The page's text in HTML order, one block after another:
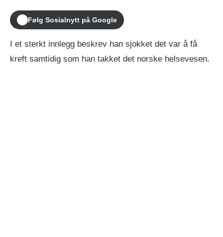
Følg Sosialnytt på Google
I et sterkt innlegg beskrev han sjokket det var å få
kreft samtidig som han takket det norske helsevesen.